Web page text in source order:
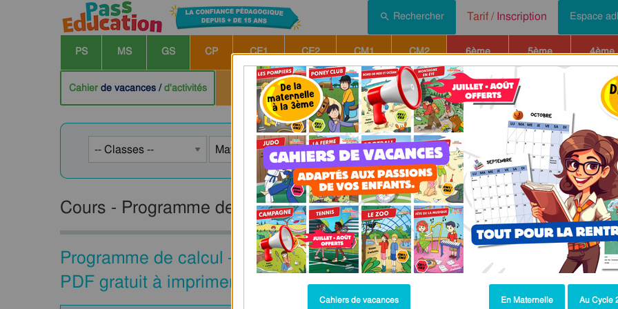
Rechercher Tarif /Inscription Espace
PS MS GS CP CE1 CE2 CM1 CM2 6ème 5ème 4ème
Cahier de vacances /d'activités École à la maison Montessori Soutien scolaire Concours Actus /
Cours - Programme de calcul : Collège - Cycle 4 - PDF à imprimer
Programme de calcul – 5ème – Calcul littéral – Cours – Cycle 4 –
PDF gratuit à imprimer
Cahiers de vacances En Maternelle Au Cycle